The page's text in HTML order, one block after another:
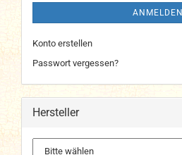
ANMELDEN
Konto erstellen
Passwort vergessen?
Hersteller